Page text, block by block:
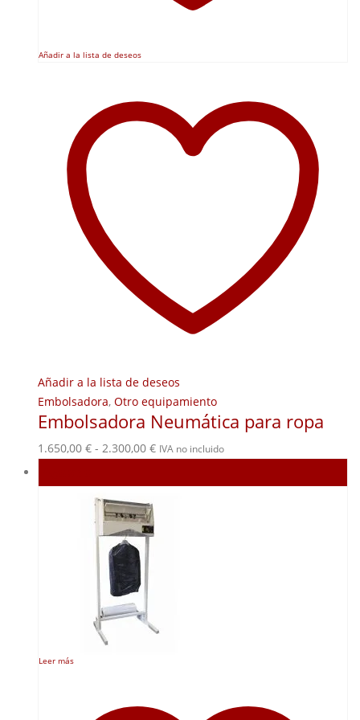
Añadir a la lista de deseos
Añadir a la lista de deseos
Embolsadora, Otro equipamiento
Embolsadora Neumática para ropa
1.650,00 € - 2.300,00 €Rango
precios:
IVA no incluido
Leer más